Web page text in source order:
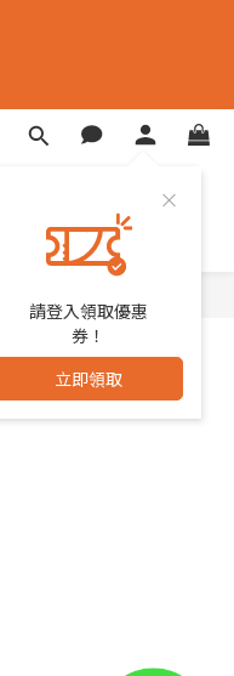
請登入領取優惠
券！
立即領取
立即購買